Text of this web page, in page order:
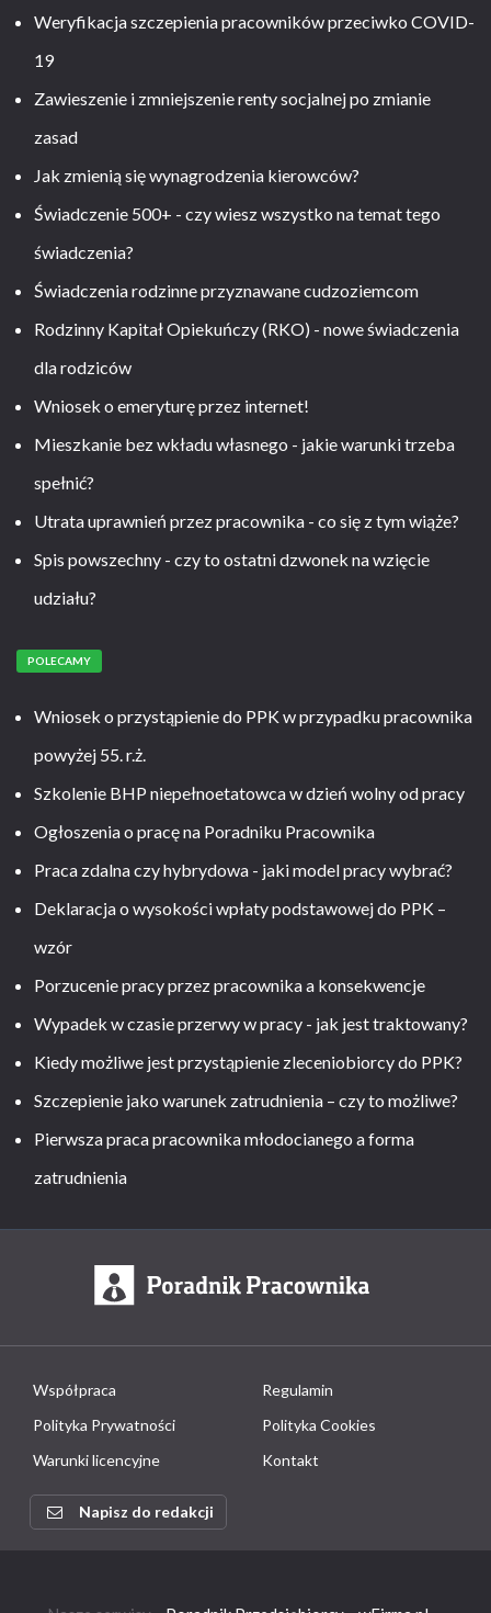
Weryfikacja szczepienia pracowników przeciwko COVID-
19
Zawieszenie i zmniejszenie renty socjalnej po zmianie
zasad
Jak zmienią się wynagrodzenia kierowców?
Świadczenie 500+ - czy wiesz wszystko na temat tego
świadczenia?
Świadczenia rodzinne przyznawane cudzoziemcom
Rodzinny Kapitał Opiekuńczy (RKO) - nowe świadczenia
dla rodziców
Wniosek o emeryturę przez internet!
Mieszkanie bez wkładu własnego - jakie warunki trzeba
spełnić?
Utrata uprawnień przez pracownika - co się z tym wiąże?
Spis powszechny - czy to ostatni dzwonek na wzięcie
udziału?
POLECAMY
Wniosek o przystąpienie do PPK w przypadku pracownika
powyżej 55. r.ż.
Szkolenie BHP niepełnoetatowca w dzień wolny od pracy
Ogłoszenia o pracę na Poradniku Pracownika
Praca zdalna czy hybrydowa - jaki model pracy wybrać?
Deklaracja o wysokości wpłaty podstawowej do PPK –
wzór
Porzucenie pracy przez pracownika a konsekwencje
Wypadek w czasie przerwy w pracy - jak jest traktowany?
Kiedy możliwe jest przystąpienie zleceniobiorcy do PPK?
Szczepienie jako warunek zatrudnienia – czy to możliwe?
Pierwsza praca pracownika młodocianego a forma
zatrudnienia
Współpraca
Regulamin
Polityka Prywatności
Polityka Cookies
Warunki licencyjne
Kontakt
Napisz do redakcji